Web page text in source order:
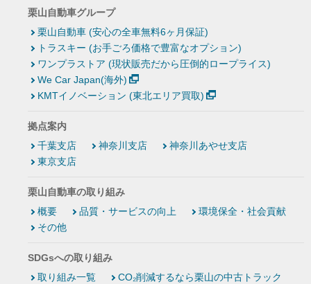
栗山自動車グループ
栗山自動車 (安心の全車無料6ヶ月保証)
トラスキー (お手ごろ価格で豊富なオプション)
ワンプラストア (現状販売だから圧倒的ロープライス)
We Car Japan(海外)
KMTイノベーション (東北エリア買取)
拠点案内
千葉支店
神奈川支店
神奈川あやせ支店
東京支店
栗山自動車の取り組み
概要
品質・サービスの向上
環境保全・社会貢献
その他
SDGsへの取り組み
取り組み一覧
CO₂削減するなら栗山の中古トラック